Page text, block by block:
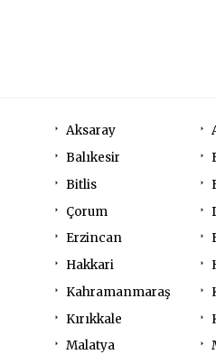
Aksaray
Balıkesir
Bitlis
Çorum
Erzincan
Hakkari
Kahramanmaraş
Kırıkkale
Malatya